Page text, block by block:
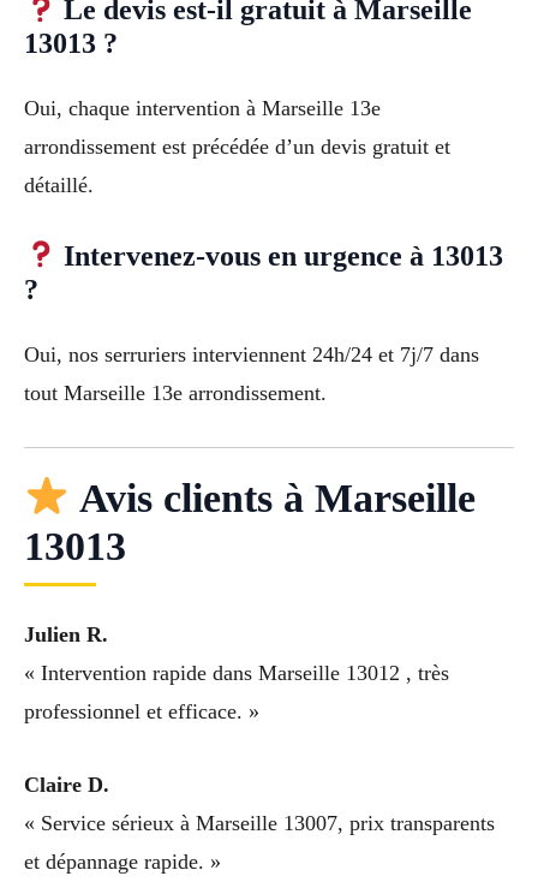
Le devis est-il gratuit à Marseille
13013 ?
Oui, chaque intervention à Marseille 13e
arrondissement est précédée d’un devis gratuit et
détaillé.
Intervenez-vous en urgence à 13013
?
Oui, nos serruriers interviennent 24h/24 et 7j/7 dans
tout Marseille 13e arrondissement.
Avis clients à Marseille
13013
Julien R.
« Intervention rapide dans Marseille 13012 , très
professionnel et efficace. »
Claire D.
« Service sérieux à Marseille 13007, prix transparents
et dépannage rapide. »